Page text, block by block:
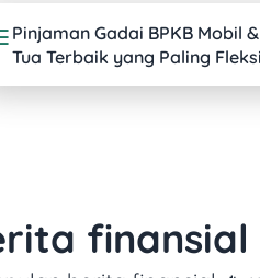
Pinjaman Gadai BPKB Mobil
Tua Terbaik yang Paling